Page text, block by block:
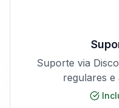
Suporte via
regulares e